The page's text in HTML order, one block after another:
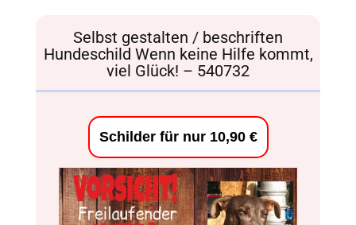
Selbst gestalten / beschriften
Hundeschild Wenn keine Hilfe kommt,
viel Glück! – 540732
Schilder für nur 10,90 €